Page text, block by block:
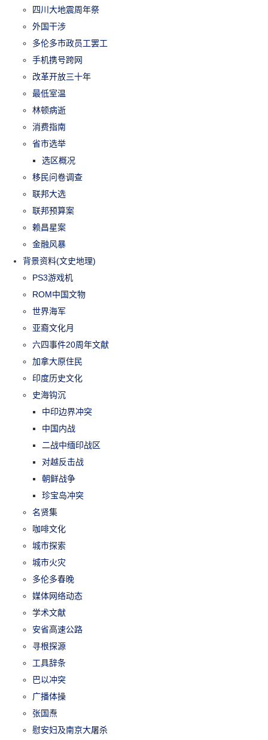
四川大地震周年祭
外国干涉
多伦多市政员工罢工
手机携号跨网
改革开放三十年
最低室温
林顿病逝
消费指南
省市选举
选区概况
移民问卷调查
联邦大选
联邦预算案
赖昌星案
金融风暴
背景资料(文史地理)
PS3游戏机
ROM中国文物
世界海军
亚裔文化月
六四事件20周年文献
加拿大原住民
印度历史文化
史海钩沉
中印边界冲突
中国内战
二战中缅印战区
对越反击战
朝鲜战争
珍宝岛冲突
名贤集
咖啡文化
城市探索
城市火灾
多伦多春晚
媒体网络动态
学术文献
安省高速公路
寻根探源
工具辞条
巴以冲突
广播体操
张国焘
慰安妇及南京大屠杀